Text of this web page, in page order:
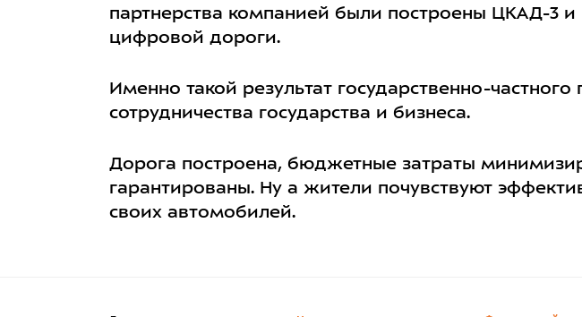
партнерства компанией были построены ЦКАД-3 и
цифровой дороги.
Именно такой результат государственно-
сотрудничества государства и бизнеса.
Дорога построена, бюджетные затраты
гарантированы. Ну а жители почувствуют
своих автомобилей.